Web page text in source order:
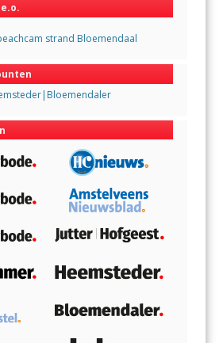
strand Bloemendaal